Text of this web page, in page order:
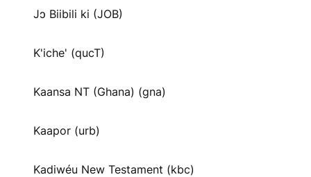
Jɔ Biibili ki (JOB)
K'iche' (qucT)
Kaansa NT (Ghana) (gna)
Kaapor (urb)
Kadiwéu New Testament (kbc)